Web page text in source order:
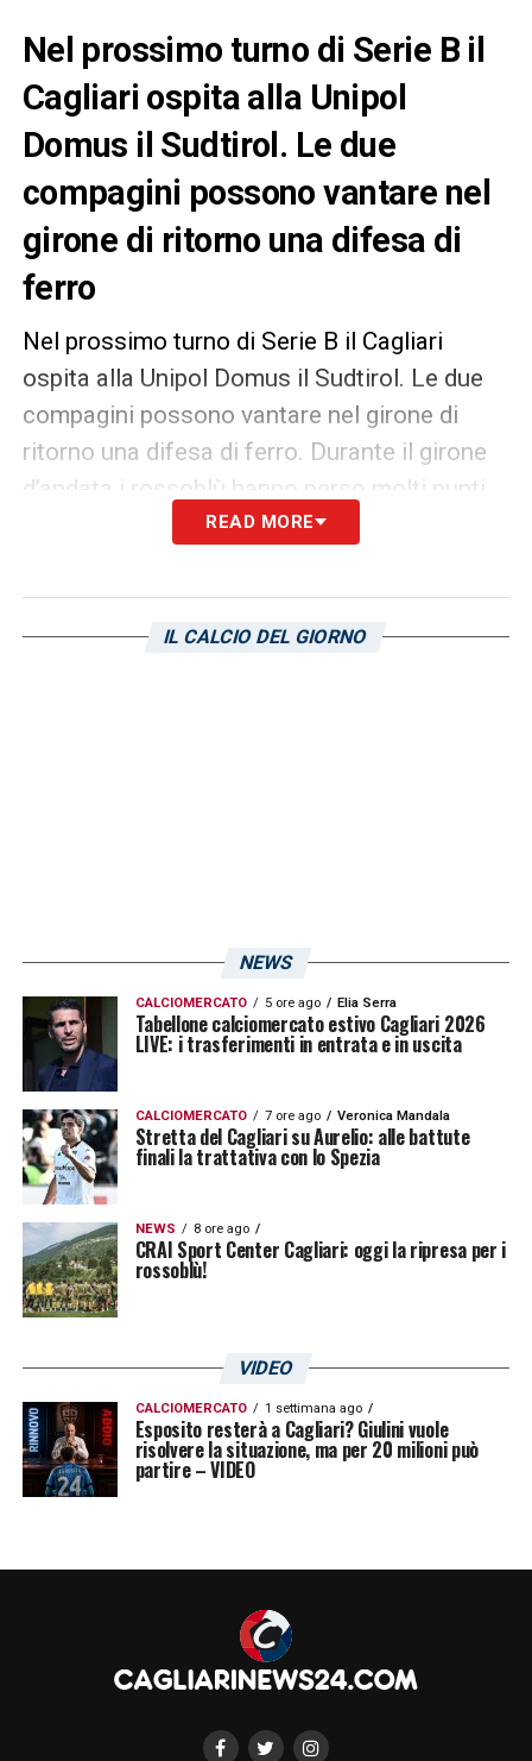
Nel prossimo turno di Serie B il
Cagliari ospita alla Unipol
Domus il Sudtirol. Le due
compagini possono vantare nel
girone di ritorno una difesa di
ferro
Nel prossimo turno di Serie B il Cagliari
ospita alla Unipol Domus il Sudtirol. Le due
compagini possono vantare nel girone di
ritorno una difesa di ferro. Durante il girone
d’andata i rossoblù hanno perso molti punti
per strada a causa di errori e distrazioni
è il punto forte dello schieramento di Claudio
Ranieri. In Sardegna andrà in scena un match
READ MORE
IL CALCIO DEL GIORNO
NEWS
CALCIOMERCATO 5 ore ago Elia Serra
Tabellone calciomercato estivo Cagliari 2026
LIVE: i trasferimenti in entrata e in uscita
CALCIOMERCATO 7 ore ago Veronica Mandala
Stretta del Cagliari su Aurelio: alle battute
finali la trattativa con lo Spezia
NEWS 8 ore ago
CRAI Sport Center Cagliari: oggi la ripresa per i
rossoblù!
VIDEO
CALCIOMERCATO 1 settimana ago
Esposito resterà a Cagliari? Giulini vuole
risolvere la situazione, ma per 20 milioni può
partire – VIDEO